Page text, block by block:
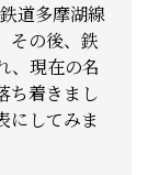
道多摩湖線
その後、鉄
、現在の名
ち着きまし
にしてみま